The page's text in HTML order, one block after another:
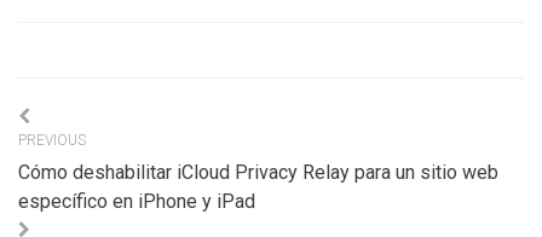
Navigation
de
l’article
PREVIOUS
Cómo deshabilitar iCloud Privacy Relay para un sitio web
específico en iPhone y iPad